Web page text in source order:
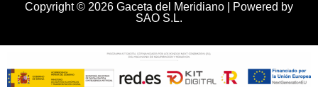
Copyright © 2026 Gaceta del Meridiano | Powered by
SAO S.L.